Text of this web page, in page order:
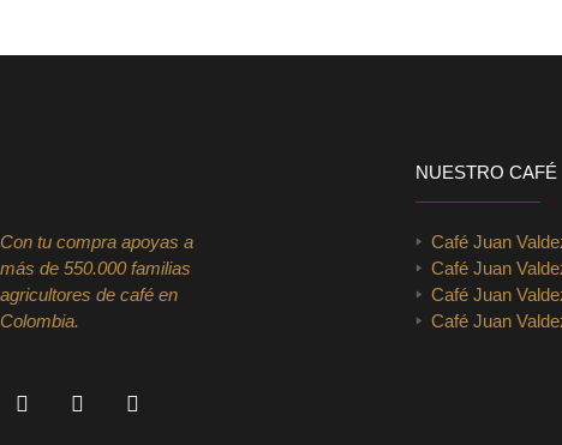
Con tu compra apoyas a
más de 550.000 familias
agricultores de café en
Colombia.
NUESTRO CAFÉ
Café Juan
Café Juan
Café Juan
Café Juan